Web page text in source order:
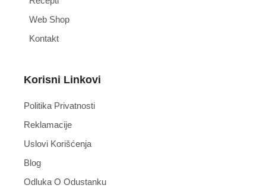
Web Shop
Kontakt
Korisni Linkovi
Politika Privatnosti
Reklamacije
Uslovi Korišćenja
Blog
Odluka O Odustanku